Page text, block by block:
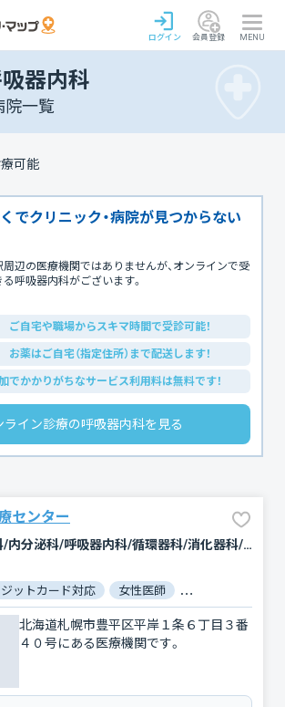
ログイン 会員登録 MENU
器内科
院一覧
可能
でクリニック・病院が見つからない
周辺の医療機関ではありませんが、オンラインで受
呼吸器内科がございます。
ご自宅や職場からスキマ時間で受診可能！
お薬はご自宅（指定住所）まで配送します！
でかかりがちなサービス利用料は無料です！
ライン診療の呼吸器内科を見る
センター
内科/糖尿病内科/内分泌科/呼吸器内科/循環器科/消化器科/腫瘍内科・外科/緩和ケア/外科/脳神経外科/呼吸器外科/心臓血管外科/乳腺外科/整形外科/小児科/小児外科/婦人科/産婦人科/皮膚科/泌尿器科/精神科・神経科/リハビリテーション/放射線科/臨床検査・病理診断/救急科/麻酔科
ットカード対応 女性医師 駐車場あり
北海道札幌市豊平区平岸１条６丁目３番
４０号にある医療機関です。